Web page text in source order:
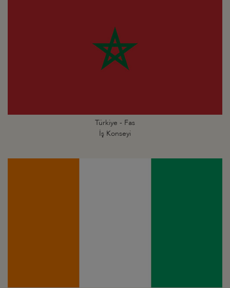
Türkiye - Fas
İş Konseyi